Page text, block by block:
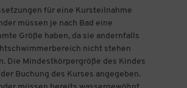
für eine Kursteilnahme
müssen je nach Bad eine
Größe haben, da sie andernfalls
nicht stehen
Die Mindestkörpergröße des Kindes
Buchung des Kurses angegeben.